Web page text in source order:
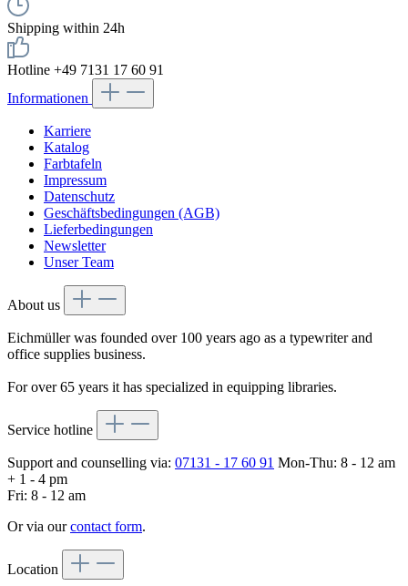
Shipping within 24h
Hotline +49 7131 17 60 91
Informationen
Karriere
Katalog
Farbtafeln
Impressum
Datenschutz
Geschäftsbedingungen (AGB)
Lieferbedingungen
Newsletter
Unser Team
About us
Eichmüller was founded over 100 years ago as a typewriter and
office supplies business.
For over 65 years it has specialized in equipping libraries.
Service hotline
Support and counselling via: 07131 - 17 60 91 Mon-Thu: 8 - 12 am
+ 1 - 4 pm
Fri: 8 - 12 am
Or via ourcontact form.
Location